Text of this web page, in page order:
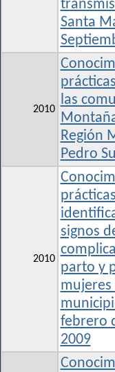
Santa
2010
las
Región
Pedro
2010
signos
parto y
mujeres
febrero
2009